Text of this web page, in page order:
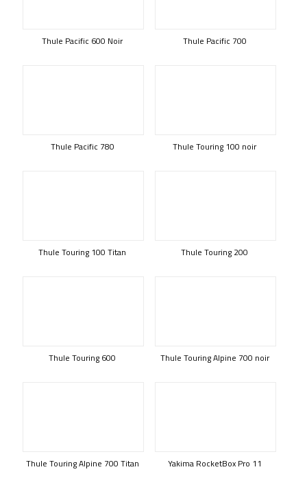
Thule Pacific 600 Noir Thule Pacific 700
Thule Pacific 780 Thule Touring 100 noir
Thule Touring 100 Titan Thule Touring 200
Thule Touring 600 Thule Touring Alpine 700 noir
Thule Touring Alpine 700 Titan Yakima RocketBox Pro 11